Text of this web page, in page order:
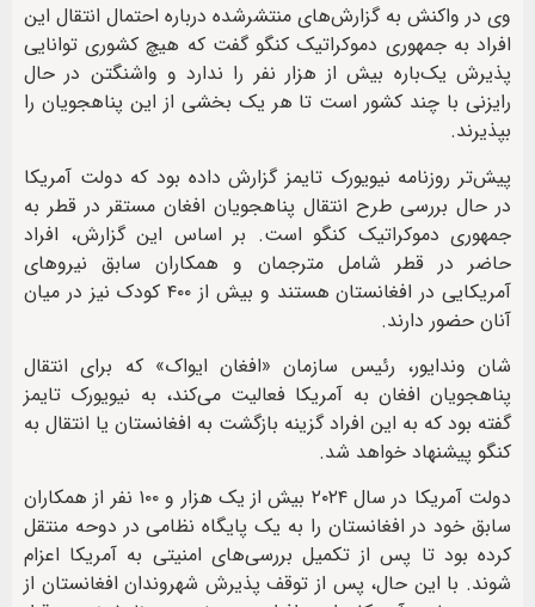
وی در واکنش به گزارش‌های منتشرشده درباره احتمال انتقال این
افراد به جمهوری دموکراتیک کنگو گفت که هیچ کشوری توانایی
پذیرش یک‌باره بیش از هزار نفر را ندارد و واشنگتن در حال
رایزنی با چند کشور است تا هر یک بخشی از این پناهجویان را
بپذیرند.
پیش‌تر روزنامه نیویورک تایمز گزارش داده بود که دولت آمریکا
در حال بررسی طرح انتقال پناهجویان افغان مستقر در قطر به
جمهوری دموکراتیک کنگو است. بر اساس این گزارش، افراد
حاضر در قطر شامل مترجمان و همکاران سابق نیروهای
آمریکایی در افغانستان هستند و بیش از ۴۰۰ کودک نیز در میان
آنان حضور دارند.
شان وندایور، رئیس سازمان «افغان ایواک» که برای انتقال
پناهجویان افغان به آمریکا فعالیت می‌کند، به نیویورک تایمز
گفته بود که به این افراد گزینه بازگشت به افغانستان یا انتقال به
کنگو پیشنهاد خواهد شد.
دولت آمریکا در سال ۲۰۲۴ بیش از یک هزار و ۱۰۰ نفر از همکاران
سابق خود در افغانستان را به یک پایگاه نظامی در دوحه منتقل
کرده بود تا پس از تکمیل بررسی‌های امنیتی به آمریکا اعزام
شوند. با این حال، پس از توقف پذیرش شهروندان افغانستان از